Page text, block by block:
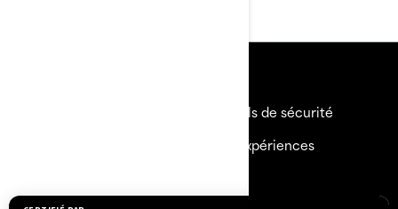
Rappels de sécurité
BRP Expériences